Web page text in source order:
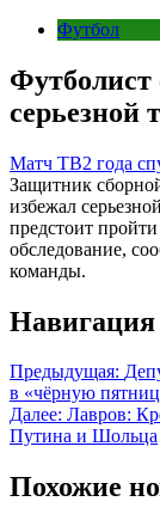
Футбол
Футболист
серьезной
Матч ТВ2 года
Защитник
избежал
предстоит
обследование,
команды.
Навигация
Предыдущая:
в «чёрную
Далее: Лавров:
Путина и Шольца
Похожие